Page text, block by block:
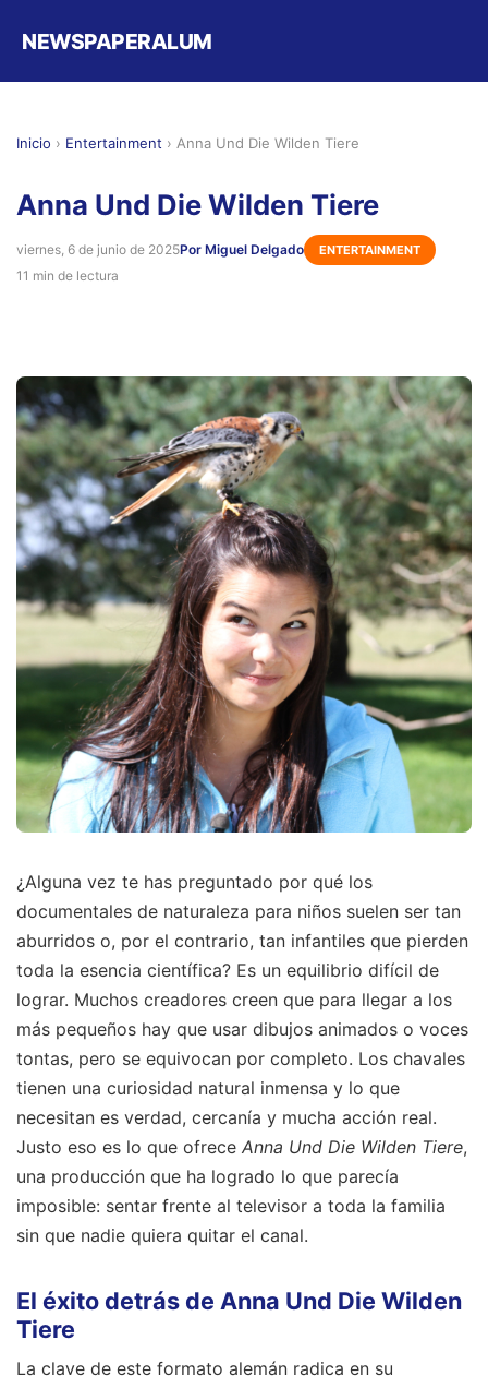
NEWSPAPERALUM
Inicio › Entertainment › Anna Und Die Wilden Tiere
Anna Und Die Wilden Tiere
viernes, 6 de junio de 2025Por Miguel Delgado ENTERTAINMENT
11 min de lectura
¿Alguna vez te has preguntado por qué los
documentales de naturaleza para niños suelen ser tan
aburridos o, por el contrario, tan infantiles que pierden
toda la esencia científica? Es un equilibrio difícil de
lograr. Muchos creadores creen que para llegar a los
más pequeños hay que usar dibujos animados o voces
tontas, pero se equivocan por completo. Los chavales
tienen una curiosidad natural inmensa y lo que
necesitan es verdad, cercanía y mucha acción real.
Justo eso es lo que ofrece Anna Und Die Wilden Tiere,
una producción que ha logrado lo que parecía
imposible: sentar frente al televisor a toda la familia
sin que nadie quiera quitar el canal.
El éxito detrás de Anna Und Die Wilden
Tiere
La clave de este formato alemán radica en su